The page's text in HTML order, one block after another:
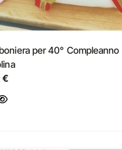
per 40° Compleanno
€